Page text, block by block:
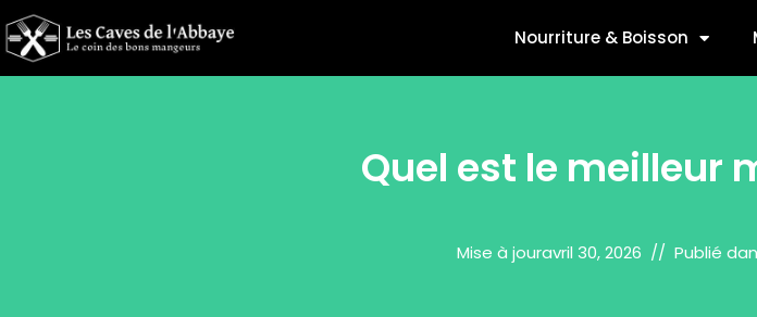
Nourriture & Boisson
Quel est le meilleur
Mise à jouravril 30, 2026 Publié